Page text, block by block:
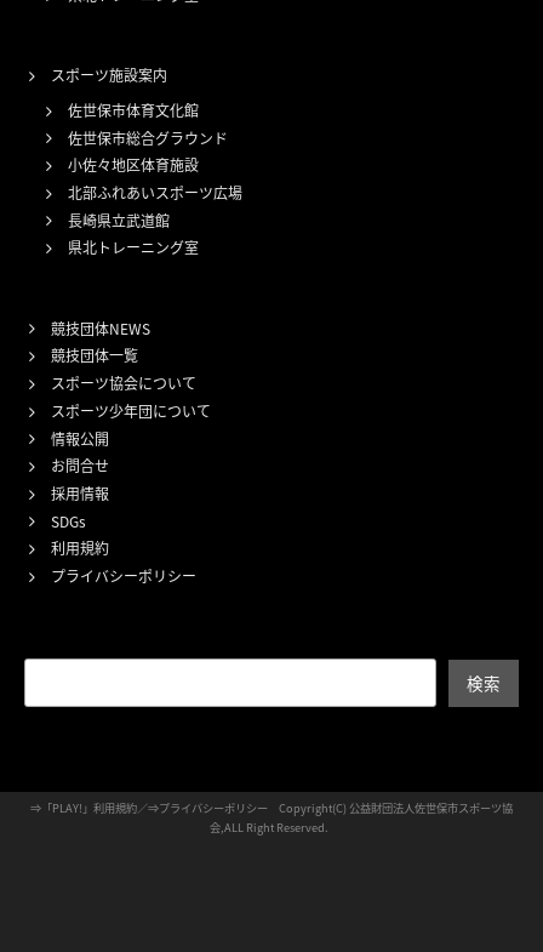
スポーツ施設案内
佐世保市体育文化館
佐世保市総合グラウンド
小佐々地区体育施設
北部ふれあいスポーツ広場
長崎県立武道館
県北トレーニング室
競技団体NEWS
競技団体一覧
スポーツ協会について
スポーツ少年団について
情報公開
お問合せ
採用情報
SDGs
利用規約
プライバシーポリシー
検索
⇒ 「PLAY!」利用規約／⇒プライバシーポリシー Copyright(C) 公益財団法人佐世保市スポーツ協
会,ALL Right Reserved.